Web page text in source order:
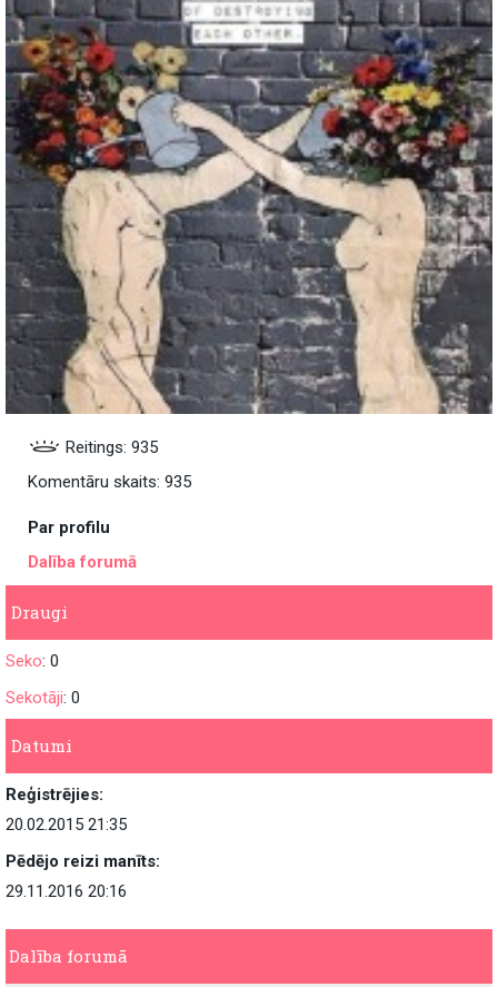
Reitings: 935
Komentāru skaits: 935
Par profilu
Dalība forumā
Draugi
Seko: 0
Sekotāji: 0
Datumi
Reģistrējies:
20.02.2015 21:35
Pēdējo reizi manīts:
29.11.2016 20:16
Dalība forumā